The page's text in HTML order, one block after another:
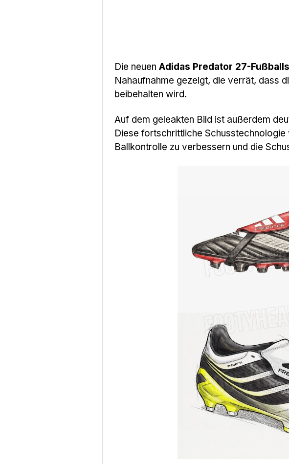
Die neuen Adidas Predator 27-
Nahaufnahme gezeigt, die verrät, dass
beibehalten wird.
Auf dem geleakten Bild ist außerdem
Diese fortschrittliche
Ballkontrolle zu verbessern und die